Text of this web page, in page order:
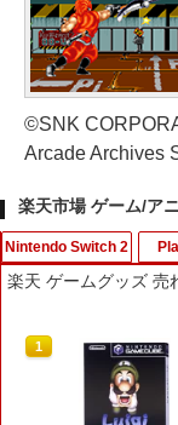
©SNK
Arcade Archives
楽天市場 ゲーム/ア
Nintendo Switch 2
1
1
楽天 ゲームグッズ 売
1